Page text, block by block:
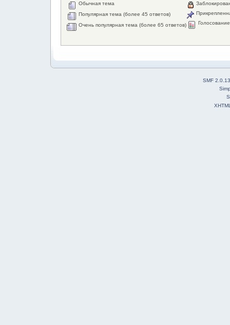
Обычная тема
Популярная тема (более 45 ответов)
Очень популярная тема (более 65 ответов)
Голосование
SMF 2.0.13